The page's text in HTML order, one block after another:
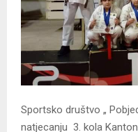
Sportsko društvo „
natjecanju 3. kola